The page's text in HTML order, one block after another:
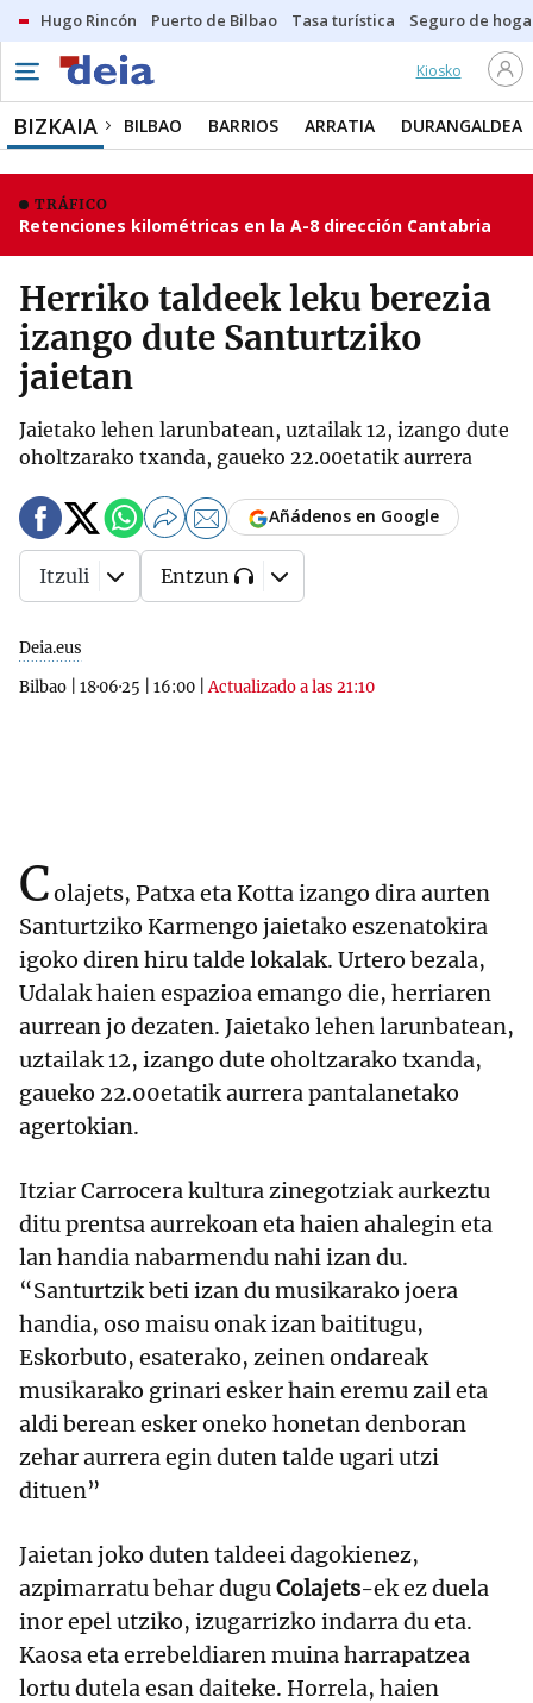
Hugo Rincón Puerto de Bilbao Tasa turística Seguro de
Kiosko
BIZKAIA BILBAO BARRIOS ARRATIA DURANGALDEA
TRÁFICO
Retenciones kilométricas en la A-8 dirección Cantabria
Herriko taldeek leku berezia
izango dute Santurtziko
jaietan
Jaietako lehen larunbatean, uztailak 12, izango dute
oholtzarako txanda, gaueko 22.00etatik aurrera
Deia.eus
Bilbao
18·06·25 16:00 |Actualizado a las 21:10
Añádenos en Google
Itzuli Entzun
Colajets, Patxa eta Kotta izango dira aurten
Santurtziko Karmengo jaietako eszenatokira
igoko diren hiru talde lokalak. Urtero bezala,
Udalak haien espazioa emango die, herriaren
aurrean jo dezaten. Jaietako lehen larunbatean,
uztailak 12, izango dute oholtzarako txanda,
gaueko 22.00etatik aurrera pantalanetako
agertokian.​
Itziar Carrocera kultura zinegotziak aurkeztu
ditu prentsa aurrekoan eta haien ahalegin eta
lan handia nabarmendu nahi izan du.
“Santurtzik beti izan du musikarako joera
handia, oso maisu onak izan baititugu,
Eskorbuto, esaterako, zeinen ondareak
musikarako grinari esker hain eremu zail eta
aldi berean esker oneko honetan denboran
zehar aurrera egin duten talde ugari utzi
dituen”
Jaietan joko duten taldeei dagokienez,
azpimarratu behar duguColajets-ek ez duela
inor epel utziko, izugarrizko indarra du eta.
Kaosa eta errebeldiaren muina harrapatzea
lortu dutela esan daiteke. Horrela, haien